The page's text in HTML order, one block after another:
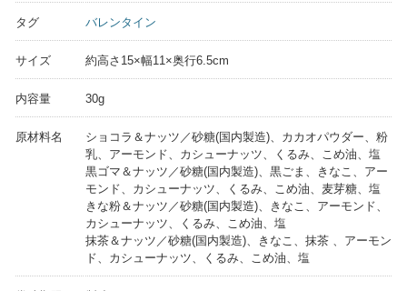
タグ バレンタイン
サイズ 約高さ15×幅11×奥行6.5cm
内容量 30g
原材料名
ショコラ＆ナッツ／砂糖(国内製造)、カカオパウダー、粉
乳、アーモンド、カシューナッツ、くるみ、こめ油、塩
黒ゴマ＆ナッツ／砂糖(国内製造)、黒ごま、きなこ、アー
モンド、カシューナッツ、くるみ、こめ油、麦芽糖、塩
きな粉＆ナッツ／砂糖(国内製造)、きなこ、アーモンド、
カシューナッツ、くるみ、こめ油、塩
抹茶＆ナッツ／砂糖(国内製造)、きなこ、抹茶 、アーモン
ド、カシューナッツ、くるみ、こめ油、塩